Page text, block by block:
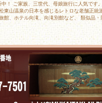
！ ご家族、三世代、母娘旅行に人気で
東山温泉の日本を感じるレトロな老舗正統
館、ホテル向滝、向滝別館など、 類似品